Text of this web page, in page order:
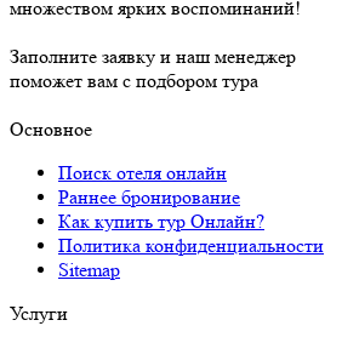
множеством ярких воспоминаний!
Заполните заявку и наш менеджер
поможет вам с подбором тура
Основное
Поиск отеля онлайн
Раннее бронирование
Как купить тур Онлайн?
Политика конфиденциальности
Sitemap
Услуги